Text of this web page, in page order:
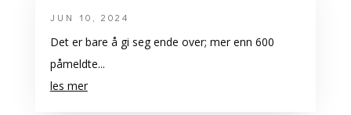
JUN 10, 2024
Det er bare å gi seg ende over; mer enn 600
påmeldte...
les mer